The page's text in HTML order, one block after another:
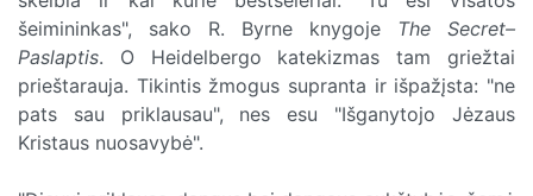
šeimininkas", sako R. Byrne knygoje The Secret–
Paslaptis. O Heidelbergo katekizmas tam griežtai
prieštarauja. Tikintis žmogus supranta ir išpažįsta: "ne
pats sau priklausau", nes esu "Išganytojo Jėzaus
Kristaus nuosavybė".